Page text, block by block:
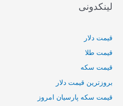
لینکدونی
قیمت دلار
قیمت طلا
قیمت سکه
بروزترین قیمت دلار
قیمت سکه پارسیان امروز